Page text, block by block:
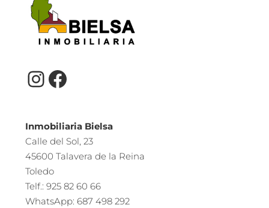
Inmobiliaria Bielsa
Calle del Sol, 23
45600 Talavera de la Reina
Toledo
Telf.: 925 82 60 66
WhatsApp: 687 498 292